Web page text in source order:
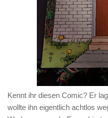
Kennt ihr diesen Comic? Er
wollte ihn eigentlich achtlos